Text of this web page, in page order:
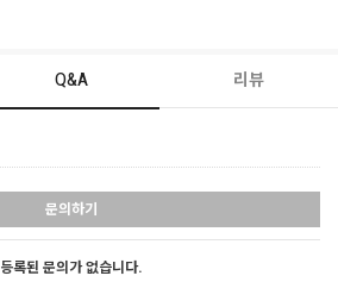
Q&A 리뷰
문의하기
등록된 문의가 없습니다.